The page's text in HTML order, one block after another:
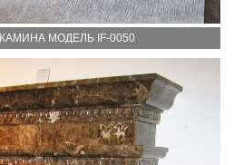
МОДЕЛЬ IF-0050